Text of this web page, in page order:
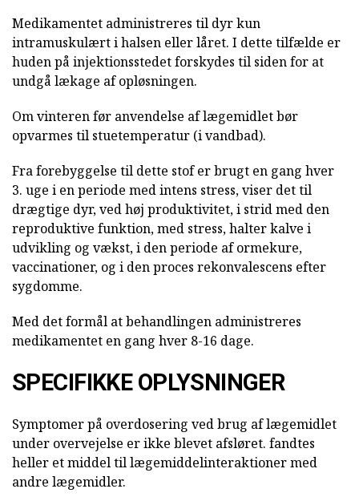
Medikamentet administreres til dyr kun
intramuskulært i halsen eller låret. I dette tilfælde er
huden på injektionsstedet forskydes til siden for at
undgå lækage af opløsningen.
Om vinteren før anvendelse af lægemidlet bør
opvarmes til stuetemperatur (i vandbad).
Fra forebyggelse til dette stof er brugt en gang hver
3. uge i en periode med intens stress, viser det til
drægtige dyr, ved høj produktivitet, i strid med den
reproduktive funktion, med stress, halter kalve i
udvikling og vækst, i den periode af ormekure,
vaccinationer, og i den proces rekonvalescens efter
sygdomme.
Med det formål at behandlingen administreres
medikamentet en gang hver 8-16 dage.
SPECIFIKKE OPLYSNINGER
Symptomer på overdosering ved brug af lægemidlet
under overvejelse er ikke blevet afsløret. fandtes
heller et middel til lægemiddelinteraktioner med
andre lægemidler.